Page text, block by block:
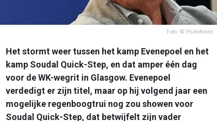
Foto: © PhotoNews
Het stormt weer tussen het kamp Evenepoel en het
kamp Soudal Quick-Step, en dat amper één dag
voor de WK-wegrit in Glasgow. Evenepoel
verdedigt er zijn titel, maar op hij volgend jaar een
mogelijke regenboogtrui nog zou showen voor
Soudal Quick-Step, dat betwijfelt zijn vader